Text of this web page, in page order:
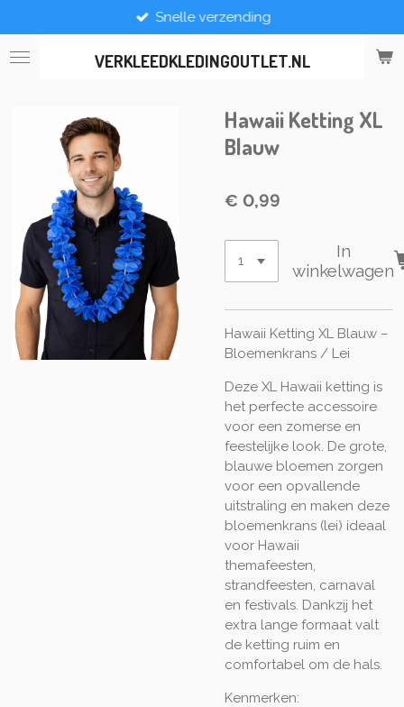
direct
naar
VERKLEEDKLEDINGOUTLET.NL
Snelle verzending
Hawaii Ketting XL
Blauw
€ 0,99
In
winkelwagen
Hawaii Ketting XL Blauw –
Bloemenkrans / Lei
Deze XL Hawaii ketting is
het perfecte accessoire
voor een zomerse en
feestelijke look. De grote,
blauwe bloemen zorgen
voor een opvallende
uitstraling en maken deze
bloemenkrans (lei) ideaal
voor Hawaii
themafeesten,
strandfeesten, carnaval
en festivals. Dankzij het
extra lange formaat valt
de ketting ruim en
comfortabel om de hals.
Kenmerken: